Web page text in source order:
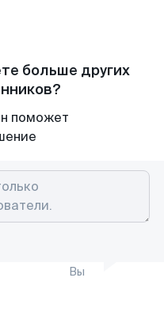
больше других
поможет
Вы